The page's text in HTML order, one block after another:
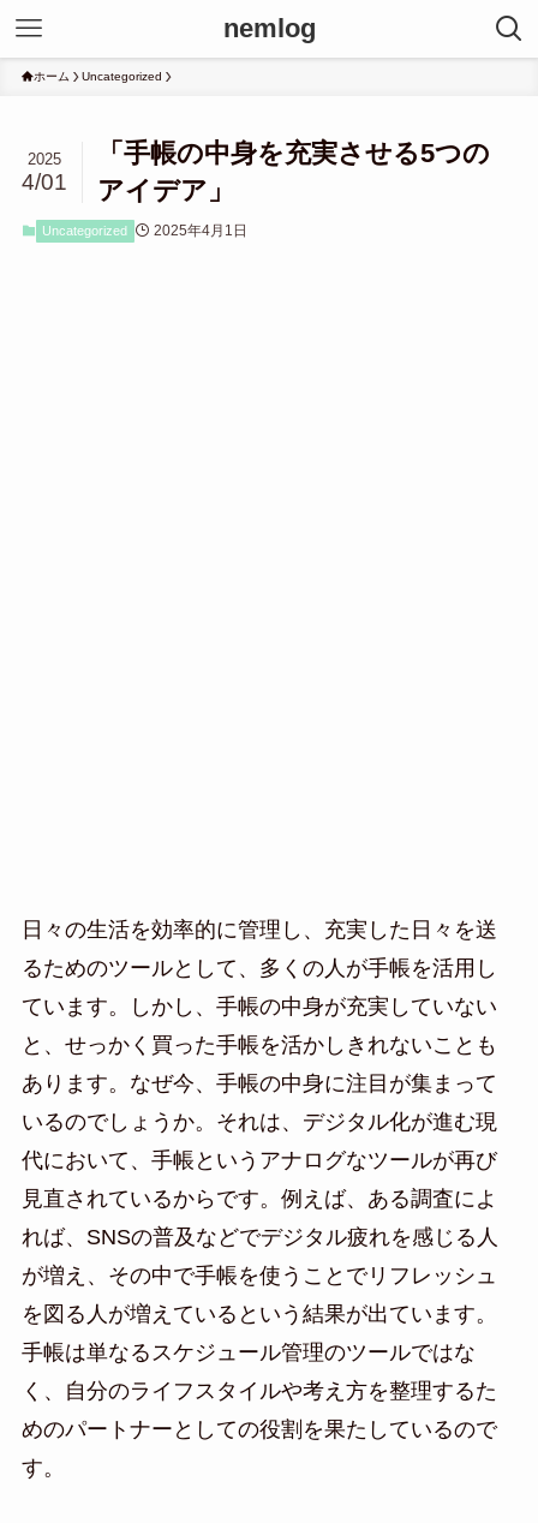
nemlog
ホーム Uncategorized
「手帳の中身を充実させる5つの
アイデア」
2025
4/01
Uncategorized 2025年4月1日
日々の生活を効率的に管理し、充実した日々を送
るためのツールとして、多くの人が手帳を活用し
ています。しかし、手帳の中身が充実していない
と、せっかく買った手帳を活かしきれないことも
あります。なぜ今、手帳の中身に注目が集まって
いるのでしょうか。それは、デジタル化が進む現
代において、手帳というアナログなツールが再び
見直されているからです。例えば、ある調査によ
れば、SNSの普及などでデジタル疲れを感じる人
が増え、その中で手帳を使うことでリフレッシュ
を図る人が増えているという結果が出ています。
手帳は単なるスケジュール管理のツールではな
く、自分のライフスタイルや考え方を整理するた
めのパートナーとしての役割を果たしているので
す。